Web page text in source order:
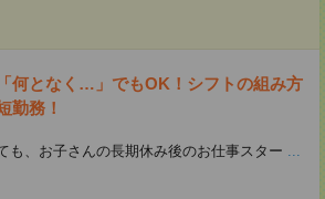
何となく…」でもOK！シフトの組み方
勤務！
も、お子さんの長期休み後のお仕事スター ...